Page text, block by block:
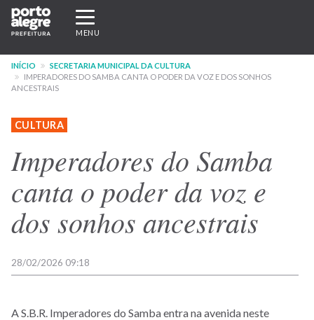
Pular
para
conteúdo
principal
Expandir/recolher
navegação
MENU
INÍCIO
SECRETARIA MUNICIPAL DA CULTURA
IMPERADORES DO SAMBA CANTA O PODER DA VOZ E DOS SONHOS
ANCESTRAIS
CULTURA
Imperadores do Samba
canta o poder da voz e
dos sonhos ancestrais
28/02/2026 09:18
A S.B.R. Imperadores do Samba entra na avenida neste